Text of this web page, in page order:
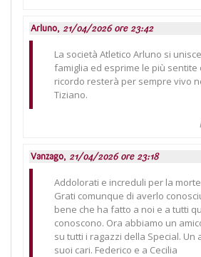
Arluno, 21/04/2026 ore 23:42
La società Atletico Arluno si
famiglia ed esprime le più sentite
ricordo resterà per sempre vivo
Tiziano.
Vanzago, 21/04/2026 ore 23:18
Addolorati e increduli per la
Grati comunque di averlo
bene che ha fatto a noi e a tutti
conoscono. Ora abbiamo un
su tutti i ragazzi della Special. Un
suoi cari. Federico e a Cecilia